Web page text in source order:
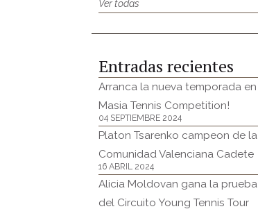
Ver todas
Entradas recientes
Arranca la nueva temporada en
Masia Tennis Competition!
04 SEPTIEMBRE 2024
Platon Tsarenko campeon de la
Comunidad Valenciana Cadete
16 ABRIL 2024
Alicia Moldovan gana la prueba
del Circuito Young Tennis Tour